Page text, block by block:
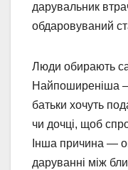
дарувальник
обдаровуваний
Люди обирають
Найпоширеніша
батьки хочуть
чи дочці, щоб
Інша причина —
даруванні між